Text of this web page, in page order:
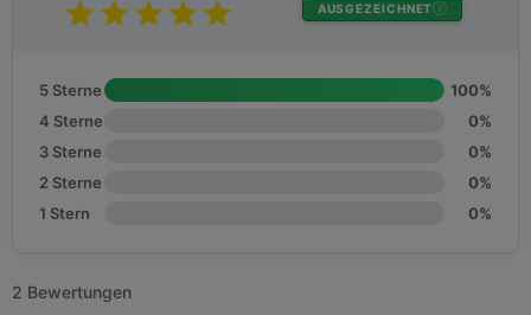
AUSGEZEICHNET
5 Sterne
100%
4 Sterne
0%
3 Sterne
0%
2 Sterne
0%
1 Stern
0%
2 Bewertungen